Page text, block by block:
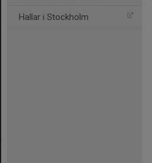
Hallar i Stockholm